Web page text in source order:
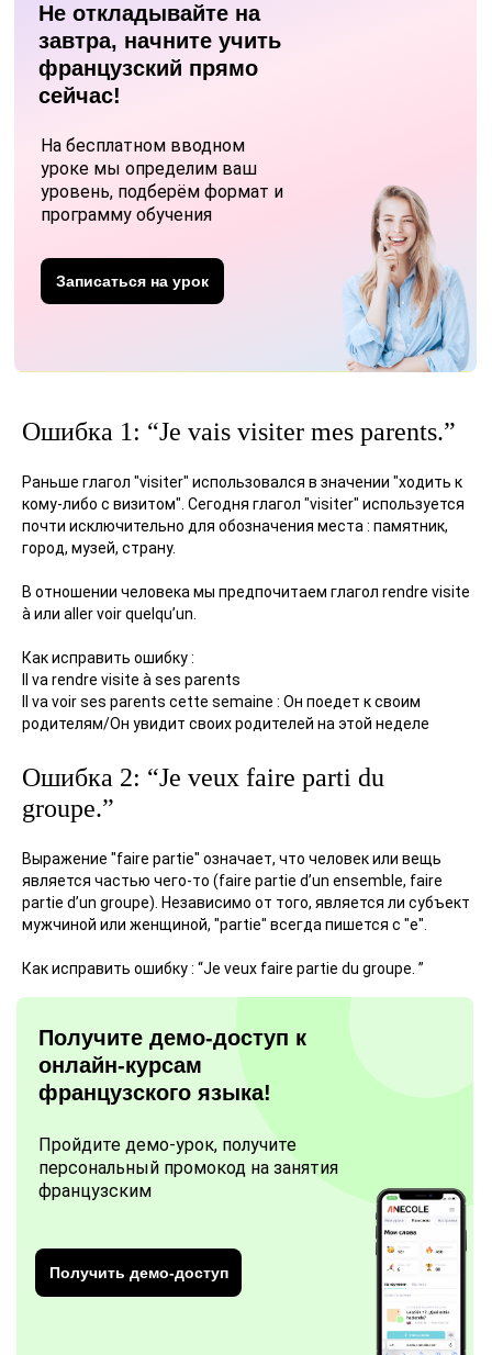
Не откладывайте на
завтра, начните учить
французский прямо
сейчас!
На бесплатном вводном
уроке мы определим ваш
уровень, подберём формат и
программу обучения
Записаться на урок
Ошибка 1: “Je vais visiter mes parents.”
Раньше глагол "visiter" использовался в значении "ходить к
кому-либо с визитом". Сегодня глагол "visiter" используется
почти исключительно для обозначения места : памятник,
город, музей, страну.
В отношении человека мы предпочитаем глагол rendre visite
à или aller voir quelqu’un.
Как исправить ошибку :
Il va rendre visite à ses parents
Il va voir ses parents cette semaine : Он поедет к своим
родителям/Он увидит своих родителей на этой неделе
Ошибка 2: “Je veux faire parti du
groupe.”
Выражение "faire partie" означает, что человек или вещь
является частью чего-то (faire partie d’un ensemble, faire
partie d’un groupe). Независимо от того, является ли субъект
мужчиной или женщиной, "partie" всегда пишется с "е".
Как исправить ошибку : “Je veux faire partie du groupe. ”
Получите демо-доступ к
онлайн-курсам
французского языка!
Пройдите демо-урок, получите
персональный промокод на занятия
французским
Получить демо-доступ